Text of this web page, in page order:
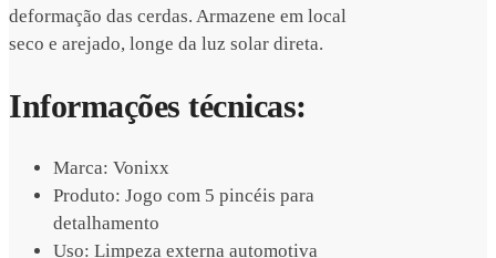
deformação das cerdas. Armazene em local
seco e arejado, longe da luz solar direta.
Informações técnicas:
Marca: Vonixx
Produto: Jogo com 5 pincéis para
detalhamento
Uso: Limpeza externa automotiva